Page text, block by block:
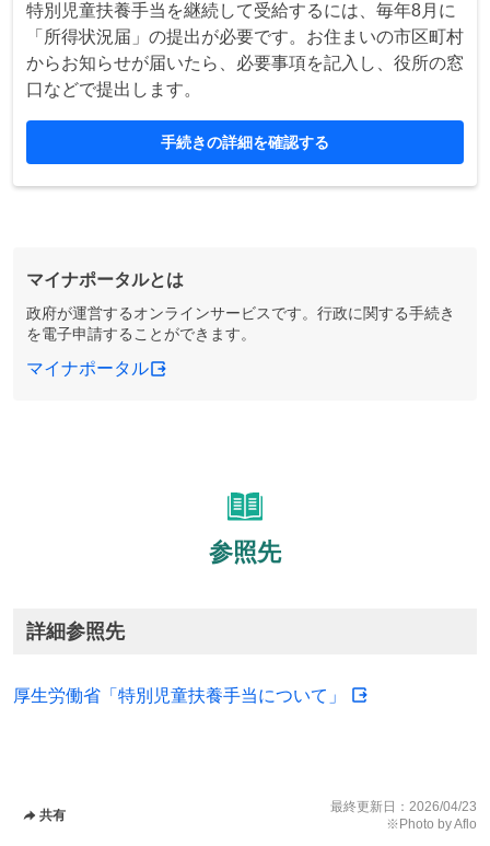
特別児童扶養手当を継続して受給するには、毎年8月に
「所得状況届」の提出が必要です。お住まいの市区町村
からお知らせが届いたら、必要事項を記入し、役所の窓
口などで提出します。
手続きの詳細を確認する
マイナポータルとは
政府が運営するオンラインサービスです。行政に関する手続き
を電子申請することができます。
マイナポータル
参照先
詳細参照先
厚生労働省「特別児童扶養手当について」
共有
最終更新日： 2026/04/23
※Photo by Aflo